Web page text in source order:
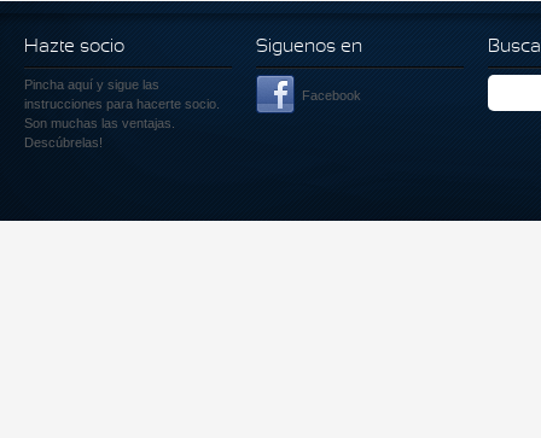
Hazte socio
Pincha aquí y sigue las
instrucciones para hacerte socio.
Son muchas las ventajas.
Descúbrelas!
Siguenos en
Facebook